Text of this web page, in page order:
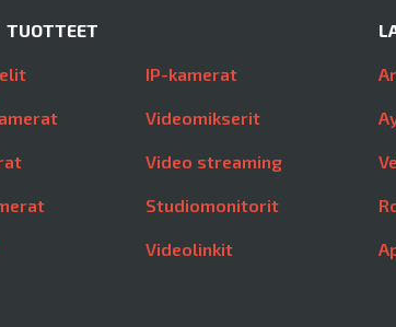
TUOTTEET
IP-kamerat
Videomikserit
Video streaming
Studiomonitorit
Videolinkit